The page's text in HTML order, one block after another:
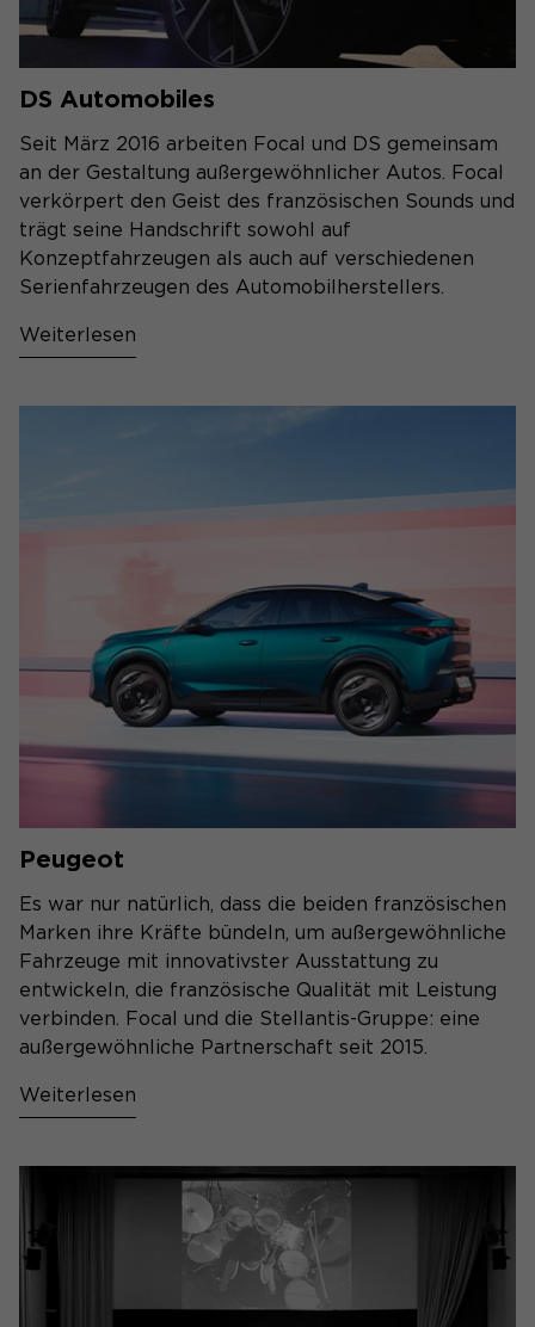
DS Automobiles
Seit März 2016 arbeiten Focal und DS gemeinsam
an der Gestaltung außergewöhnlicher Autos. Focal
verkörpert den Geist des französischen Sounds und
trägt seine Handschrift sowohl auf
Konzeptfahrzeugen als auch auf verschiedenen
Serienfahrzeugen des Automobilherstellers.
Weiterlesen
Peugeot
Es war nur natürlich, dass die beiden französischen
Marken ihre Kräfte bündeln, um außergewöhnliche
Fahrzeuge mit innovativster Ausstattung zu
entwickeln, die französische Qualität mit Leistung
verbinden. Focal und die Stellantis-Gruppe: eine
außergewöhnliche Partnerschaft seit 2015.
Weiterlesen